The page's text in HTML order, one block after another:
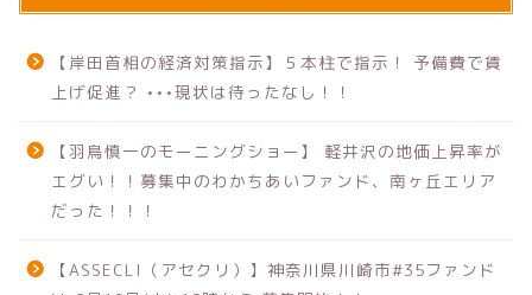
【岸田首相の経済対策指示】５本柱で指示！ 予備費で賃
上げ促進？ •••現状は待ったなし！！
【羽鳥慎一のモーニングショー】 軽井沢の地価上昇率が
エグい！！募集中のわかちあいファンド、南ヶ丘エリア
だった！！！
【ASSECLI（アセクリ）】神奈川県川崎市#35ファンド